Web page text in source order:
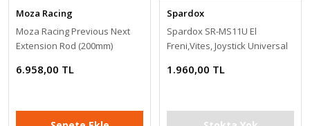
Moza Racing
Moza Racing Previous Next
Extension Rod (200mm)
6.958,00 TL
Spardox
Spardox SR-MS11U El
Freni,Vites, Joystick Universal
1.960,00 TL